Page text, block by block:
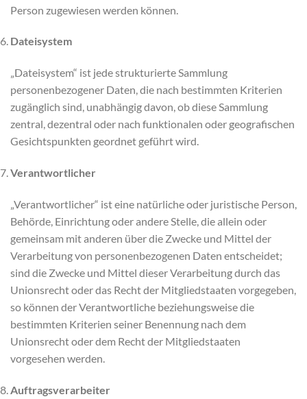
Person zugewiesen werden können.
Dateisystem
„Dateisystem“ ist jede strukturierte Sammlung
personenbezogener Daten, die nach bestimmten Kriterien
zugänglich sind, unabhängig davon, ob diese Sammlung
zentral, dezentral oder nach funktionalen oder geografischen
Gesichtspunkten geordnet geführt wird.
Verantwortlicher
„Verantwortlicher“ ist eine natürliche oder juristische Person,
Behörde, Einrichtung oder andere Stelle, die allein oder
gemeinsam mit anderen über die Zwecke und Mittel der
Verarbeitung von personenbezogenen Daten entscheidet;
sind die Zwecke und Mittel dieser Verarbeitung durch das
Unionsrecht oder das Recht der Mitgliedstaaten vorgegeben,
so können der Verantwortliche beziehungsweise die
bestimmten Kriterien seiner Benennung nach dem
Unionsrecht oder dem Recht der Mitgliedstaaten
vorgesehen werden.
Auftragsverarbeiter